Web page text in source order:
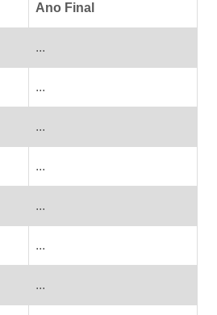
Ano Final
...
...
...
...
...
...
...